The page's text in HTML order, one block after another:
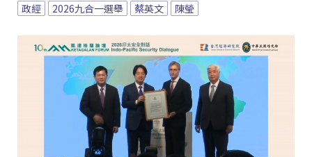
政經 2026九合一選舉 蔡英文 陳瑩